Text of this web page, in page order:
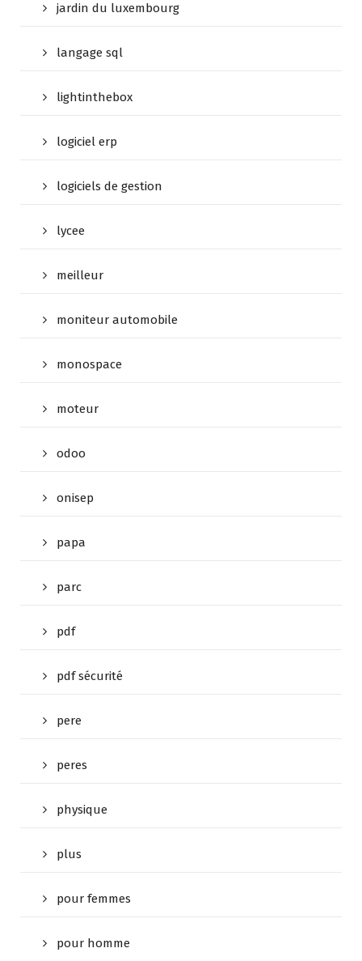
jardin du luxembourg
langage sql
lightinthebox
logiciel erp
logiciels de gestion
lycee
meilleur
moniteur automobile
monospace
moteur
odoo
onisep
papa
parc
pdf
pdf sécurité
pere
peres
physique
plus
pour femmes
pour homme